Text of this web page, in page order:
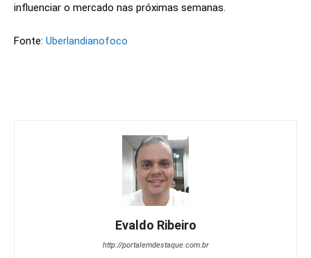
influenciar o mercado nas próximas semanas.
Fonte: Uberlandianofoco
Evaldo Ribeiro
http://portalemdestaque.com.br